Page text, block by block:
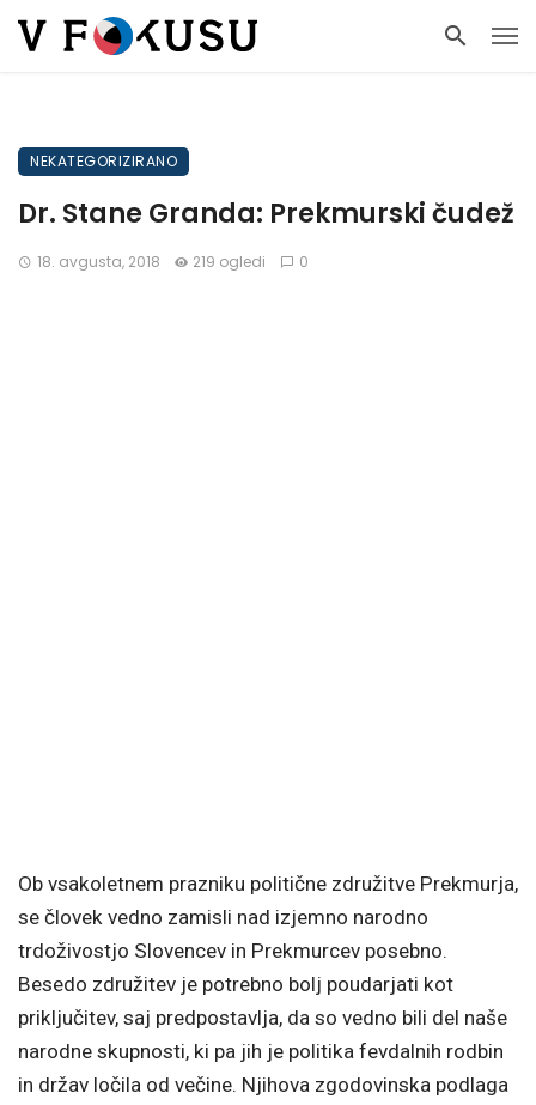
NEKATEGORIZIRANO
Dr. Stane Granda: Prekmurski čudež
18. avgusta, 2018 219 ogledi 0
Ob vsakoletnem prazniku politične združitve Prekmurja,
se človek vedno zamisli nad izjemno narodno
trdoživostjo Slovencev in Prekmurcev posebno.
Besedo združitev je potrebno bolj poudarjati kot
priključitev, saj predpostavlja, da so vedno bili del naše
narodne skupnosti, ki pa jih je politika fevdalnih rodbin
in držav ločila od večine. Njihova zgodovinska podlaga